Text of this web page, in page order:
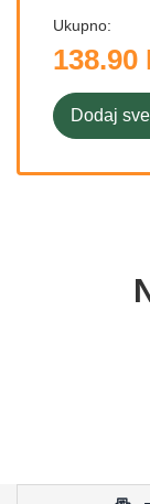
Ukupno:
138.90
Dodaj